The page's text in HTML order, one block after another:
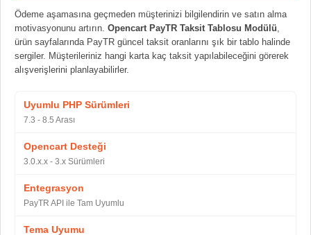
Ödeme aşamasına geçmeden müşterinizi bilgilendirin ve satın alma
motivasyonunu artırın. Opencart PayTR Taksit Tablosu Modülü
ürün sayfalarında PayTR güncel taksit oranlarını şık bir tablo halinde
sergiler. Müşterileriniz hangi karta kaç taksit yapılabileceğini görerek
alışverişlerini planlayabilirler.
Uyumlu PHP Sürümleri
7.3 - 8.5 Arası
Opencart Desteği
3.0.x.x - 3.x Sürümleri
Entegrasyon
PayTR API ile Tam Uyumlu
Tema Uyumu